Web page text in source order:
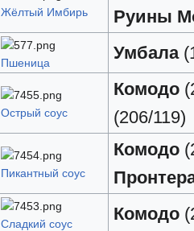
Жёлтый Имбирь
Руины
Пшеница Умбала
Острый соус
Комодо
(206/119)
Пикантный соус
Комодо
Сладкий соус Комодо